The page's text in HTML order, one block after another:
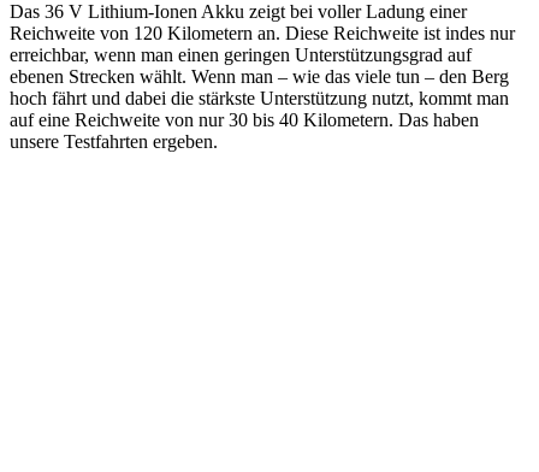
Das 36 V Lithium-Ionen Akku zeigt bei voller Ladung einer
Reichweite von 120 Kilometern an. Diese Reichweite ist indes nur
erreichbar, wenn man einen geringen Unterstützungsgrad auf
ebenen Strecken wählt. Wenn man – wie das viele tun – den Berg
hoch fährt und dabei die stärkste Unterstützung nutzt, kommt man
auf eine Reichweite von nur 30 bis 40 Kilometern. Das haben
unsere Testfahrten ergeben.